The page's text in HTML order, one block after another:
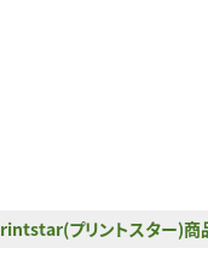
プリントスター)商